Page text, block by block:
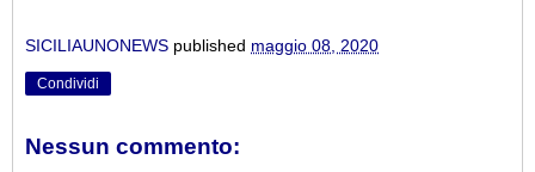
SICILIAUNONEWS published maggio 08, 2020
Condividi
Nessun commento: